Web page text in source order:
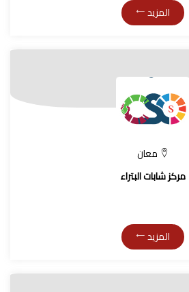
المزيد
معان
مركز شابات البتراء
المزيد